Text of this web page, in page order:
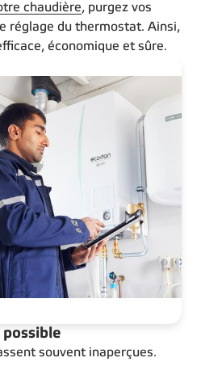
chaudière, purgez vos
réglage du thermostat. Ainsi,
économique et sûre.
souvent inaperçues.